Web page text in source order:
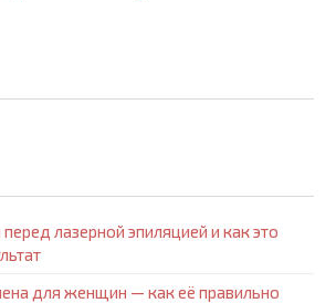
лазерной эпиляцией и как это
для женщин — как её правильно